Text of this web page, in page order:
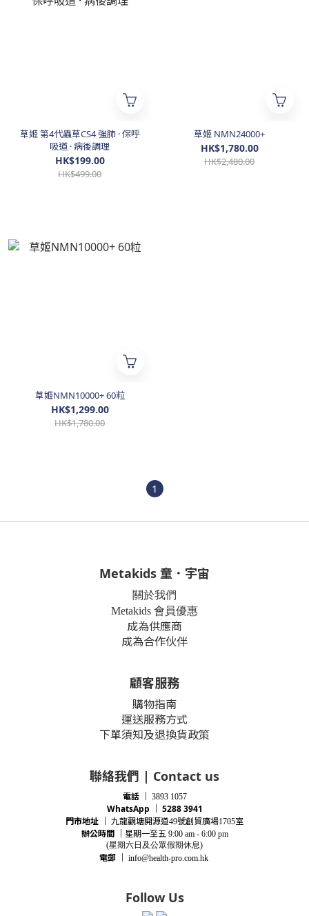
草姬 第4代蟲草CS4 強肺 · 保呼
吸道 · 病後調理
HK$199.00
HK$499.00
草姬 NMN24000+
HK$1,780.00
HK$2,480.00
草姬NMN10000+ 60粒
HK$1,299.00
HK$1,780.00
1
Metakids 童．宇宙
關於我們
Metakids 會員優惠
成為供應商
成為合作伙伴
顧客服務
購物指南
運送服務方式
下單須知及退換貨政策
聯絡我們 | Contact us
電話 3893 1057
WhatsApp ｜ 5288 3941
門市地址
九龍觀塘開源道49號創貿廣場1705室
辦公時間｜ 星期一至五9:00 am - 6:00 pm
(星期六日及公眾假期休息)
電郵｜ info@health-pro.com.hk
Follow Us